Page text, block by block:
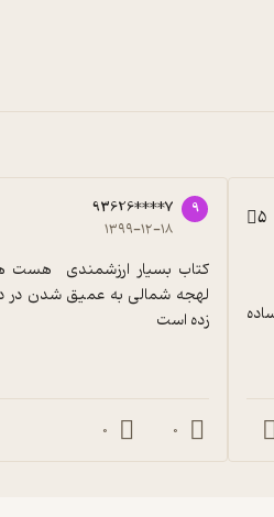
5
9
93626****7
۱۳۹۹-۱۲-۱۸
زده است
0
0